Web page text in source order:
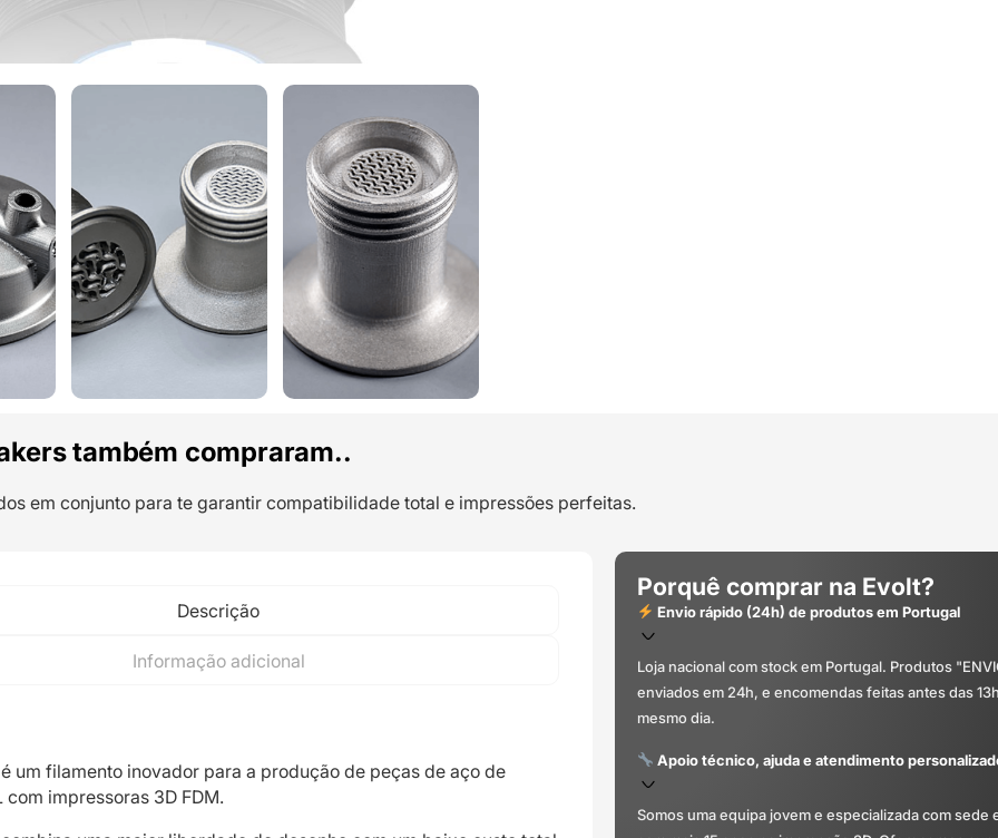
também compraram..
em conjunto para te garantir compatibilidade total e impressões perfeitas.
Descrição
Informação adicional
um filamento inovador para a produção de peças de aço de
com impressoras 3D FDM.
Porquê comprar na Evolt?
Envio rápido (24h) de produtos em Portugal
Loja nacional com stock em Portugal. Produtos
enviados em 24h, e encomendas feitas antes das
mesmo dia.
Apoio técnico, ajuda e atendimento
Somos uma equipa jovem e especializada com sede